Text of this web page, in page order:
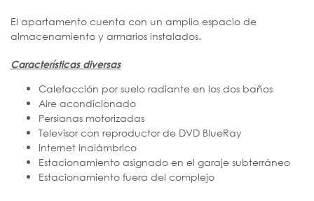
El apartamento cuenta con un amplio espacio de
almacenamiento y armarios instalados.
Características diversas
Calefacción por suelo radiante en los dos baños
Aire acondicionado
Persianas motorizadas
Televisor con reproductor de DVD BlueRay
Internet inalámbrico
Estacionamiento asignado en el garaje subterráneo
Estacionamiento fuera del complejo